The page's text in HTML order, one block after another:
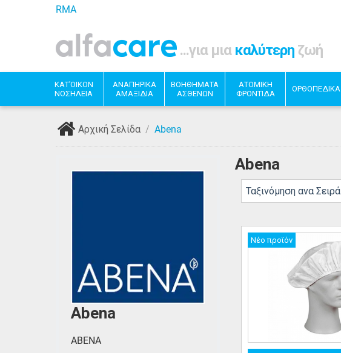
RMA
...για μια καλύτερη ζωή
ΚΑΤ'ΟΙΚΟΝ
ΝΟΣΗΛΕΙΑ
ΑΝΑΠΗΡΙΚΑ
ΑΜΑΞΙΔΙΑ
ΒΟΗΘΗΜΑΤΑ
ΑΣΘΕΝΩΝ
ΑΤΟΜΙΚΗ
ΦΡΟΝΤΙΔΑ
ΟΡΘΟΠΕΔΙΚΑ
Αρχική Σελίδα / Abena
Abena
ABENA
Abena
Ταξινόμηση ανα Σειρά
Νέο προϊόν